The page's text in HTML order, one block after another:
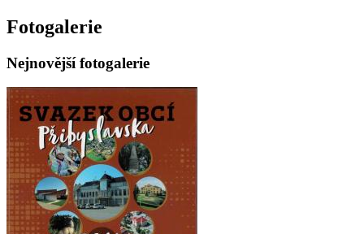
Fotogalerie
Nejnovější fotogalerie